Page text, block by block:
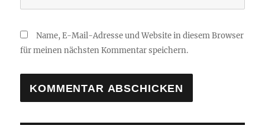
Name, E-Mail-Adresse und Website in diesem Browser
für meinen nächsten Kommentar speichern.